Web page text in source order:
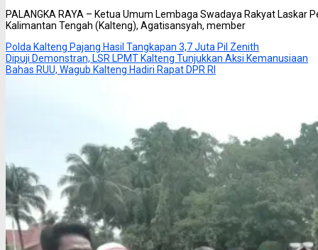
PALANGKA RAYA – Ketua Umum Lembaga Swadaya Rakyat Laskar
Kalimantan Tengah (Kalteng), Agatisansyah, member
Polda Kalteng Pajang Hasil Tangkapan 3,7 Juta Pil Zenith
Dipuji Demonstran, LSR LPMT Kalteng Tunjukkan Aksi Kemanusiaan
Bahas RUU, Wagub Kalteng Hadiri Rapat DPR RI